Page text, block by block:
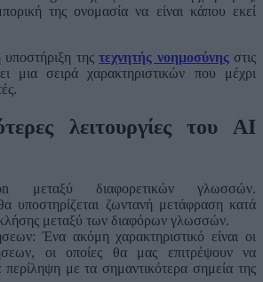
της ονομασία να είναι κάπου εκεί
της τεχνητής νοημοσύνηςστις
μια σειρά χαρακτηριστικών που μέχρι
λειτουργίες του AI
μεταξύ διαφορετικών γλωσσών.
υποστηρίζεται ζωντανή μετάφραση κατά
κλήσης μεταξύ των διαφόρων γλωσσών.
Ένα ακόμη χαρακτηριστικό είναι οι
οι οποίες θα μας επιτρέψουν να
με τα σημαντικότερα σημεία της